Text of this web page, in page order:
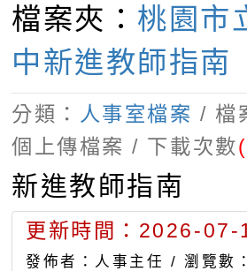
11招)
第1學期第9次
3招)
檔案夾： 桃園市
中新進教師指南
分類： 人事室檔案 / 檔
個上傳檔案 / 下載次數
新進教師指南
更新時間：2026-
發佈者：人事主任 /瀏覽數